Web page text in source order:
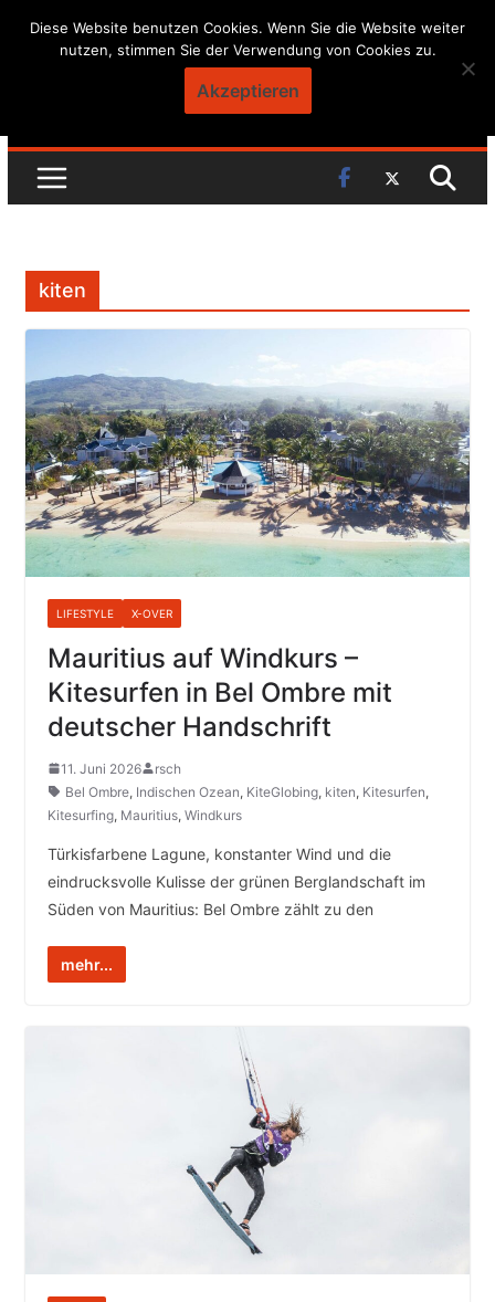
Skip
kiten
LIFESTYLE X-OVER
Mauritius auf Windkurs –
Kitesurfen in Bel Ombre mit
deutscher Handschrift
11. Juni 2026
rsch
Bel Ombre, Indischen Ozean, KiteGlobing, kiten, Kitesurfen,
Kitesurfing, Mauritius, Windkurs
Türkisfarbene Lagune, konstanter Wind und die
eindrucksvolle Kulisse der grünen Berglandschaft im
Süden von Mauritius: Bel Ombre zählt zu den
mehr...
Diese Website benutzen Cookies. Wenn Sie die Website weiter
nutzen, stimmen Sie der Verwendung von Cookies zu.
Akzeptieren